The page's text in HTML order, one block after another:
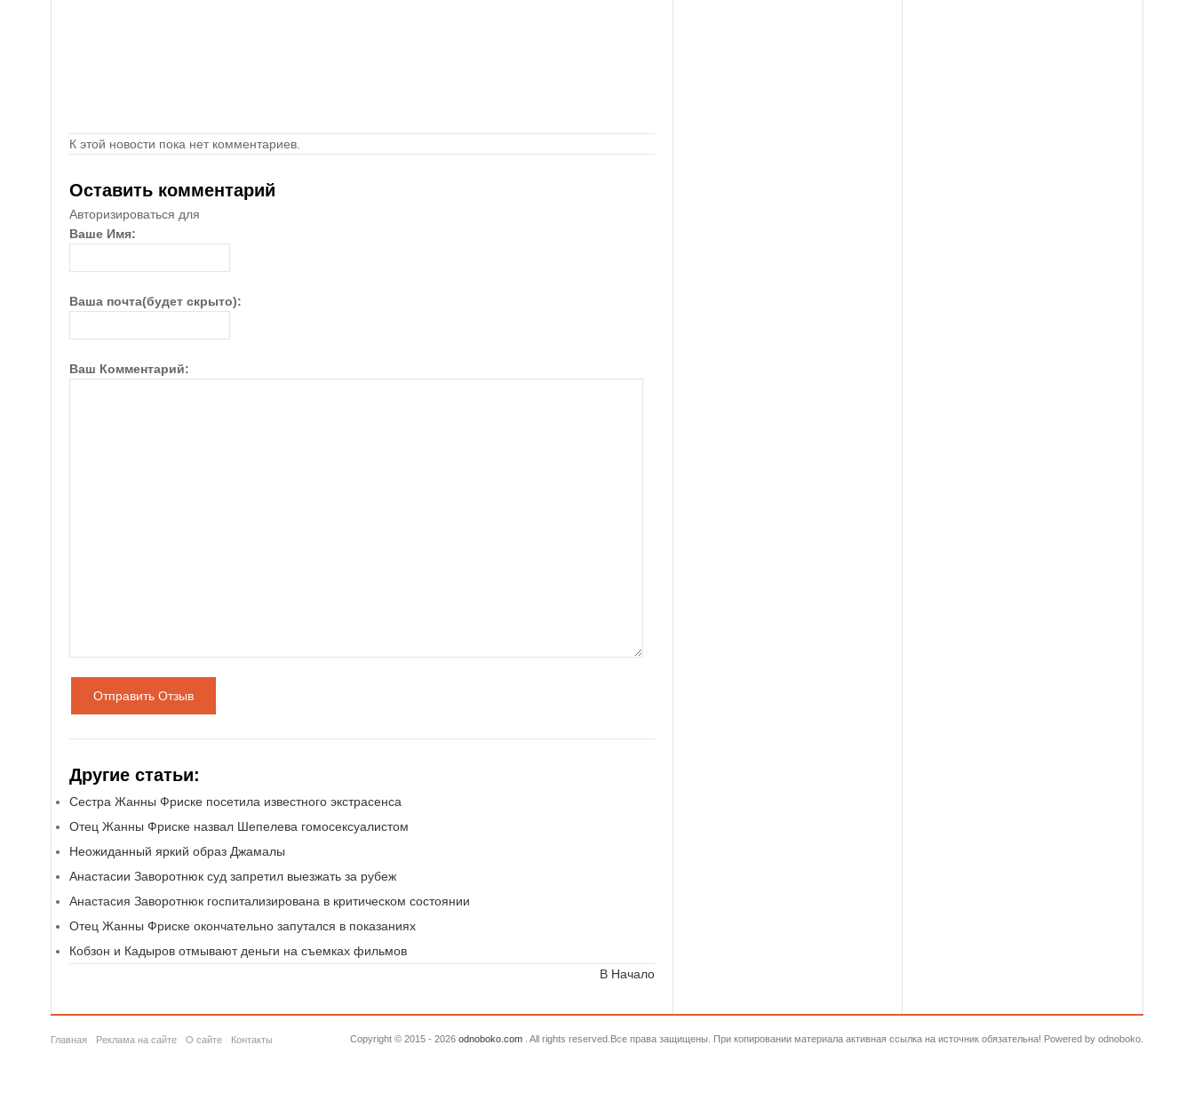
К этой новости пока нет комментариев.
Оставить комментарий
Авторизироваться для
Ваше Имя:
Ваша почта(будет скрыто):
Ваш Комментарий:
Отправить Отзыв
Другие статьи:
Сестра Жанны Фриске посетила известного экстрасенса
Отец Жанны Фриске назвал Шепелева гомосексуалистом
Неожиданный яркий образ Джамалы
Анастасии Заворотнюк суд запретил выезжать за рубеж
Анастасия Заворотнюк госпитализирована в критическом состоянии
Отец Жанны Фриске окончательно запутался в показаниях
Кобзон и Кадыров отмывают деньги на съемках фильмов
В Начало
Главная Реклама на сайте О сайте Контакты Copyright © 2015 - 2026 odnoboko.com . All rights reserved.Все права защищены. При копировании материала активная ссылка на источник обязательна! Powered by odnoboko.